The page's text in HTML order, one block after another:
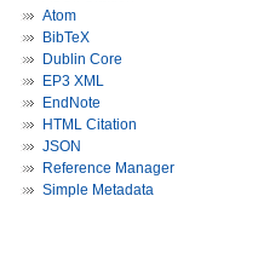
Atom
BibTeX
Dublin Core
EP3 XML
EndNote
HTML Citation
JSON
Reference Manager
Simple Metadata